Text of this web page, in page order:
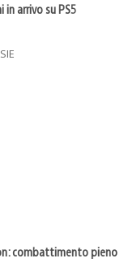
in arrivo su PS5
combattimento pieno